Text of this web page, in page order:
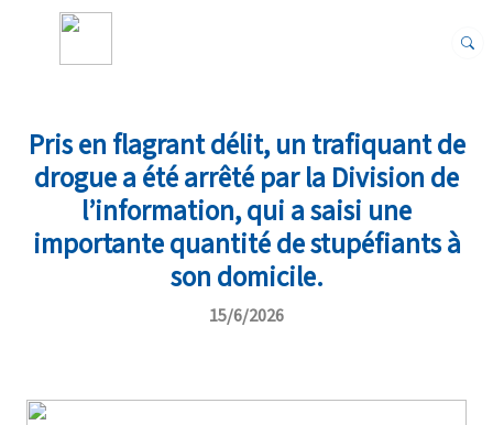
Pris en flagrant délit, un trafiquant de
drogue a été arrêté par la Division de
l’information, qui a saisi une
importante quantité de stupéfiants à
son domicile.
15/6/2026